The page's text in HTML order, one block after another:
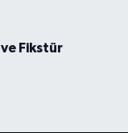
Fikstür